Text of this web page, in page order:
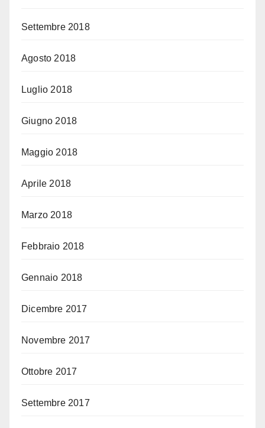
Settembre 2018
Agosto 2018
Luglio 2018
Giugno 2018
Maggio 2018
Aprile 2018
Marzo 2018
Febbraio 2018
Gennaio 2018
Dicembre 2017
Novembre 2017
Ottobre 2017
Settembre 2017